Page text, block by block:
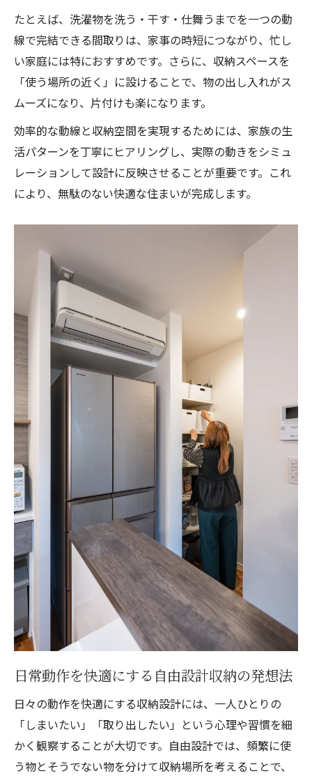
たとえば、洗濯物を洗う・干す・仕舞うまでを一つの動
線で完結できる間取りは、家事の時短につながり、忙し
い家庭には特におすすめです。さらに、収納スペースを
「使う場所の近く」に設けることで、物の出し入れがス
ムーズになり、片付けも楽になります。
効率的な動線と収納空間を実現するためには、家族の生
活パターンを丁寧にヒアリングし、実際の動きをシミュ
レーションして設計に反映させることが重要です。これ
により、無駄のない快適な住まいが完成します。
日常動作を快適にする自由設計収納の発想法
日々の動作を快適にする収納設計には、一人ひとりの
「しまいたい」「取り出したい」という心理や習慣を細
かく観察することが大切です。自由設計では、頻繁に使
う物とそうでない物を分けて収納場所を考えることで、